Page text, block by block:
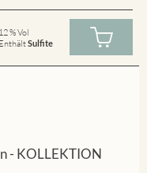
12 % Vol
EnthältSulfite
- KOLLEKTION